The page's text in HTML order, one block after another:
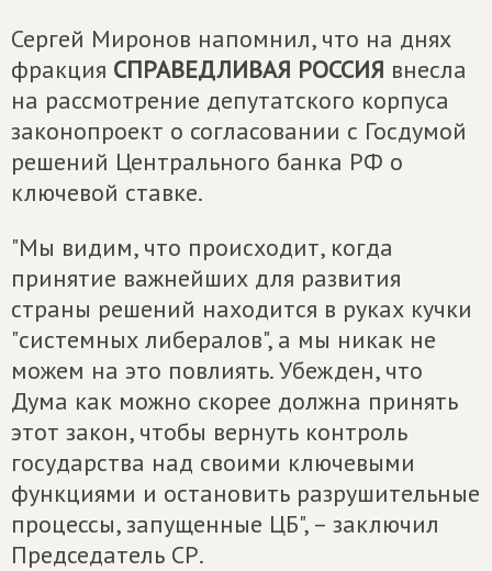
Сергей Миронов напомнил, что на днях
фракция СПРАВЕДЛИВАЯ РОССИЯ внесла
на рассмотрение депутатского корпуса
законопроект о согласовании с Госдумой
решений Центрального банка РФ о
ключевой ставке.
"Мы видим, что происходит, когда
принятие важнейших для развития
страны решений находится в руках кучки
"системных либералов", а мы никак не
можем на это повлиять. Убежден, что
Дума как можно скорее должна принять
этот закон, чтобы вернуть контроль
государства над своими ключевыми
функциями и остановить разрушительные
процессы, запущенные ЦБ", – заключил
Председатель СР.